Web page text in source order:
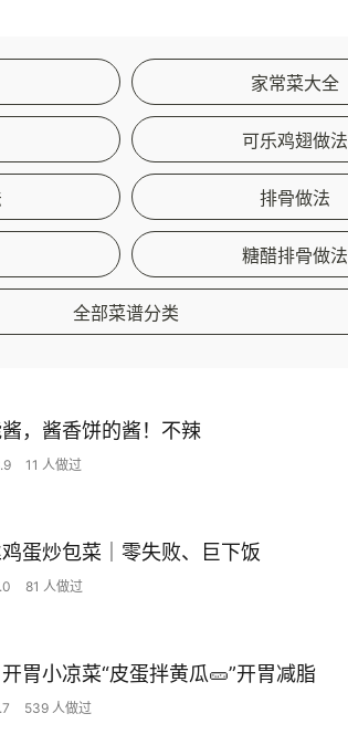
家常菜大全
可乐鸡翅做法
排骨做法
糖醋排骨做法
全部菜谱分类
，酱香饼的酱！不辣
11 人做过
蛋炒包菜｜零失败、巨下饭
81 人做过
胃小凉菜“皮蛋拌黄瓜🥒”开胃减脂
539 人做过